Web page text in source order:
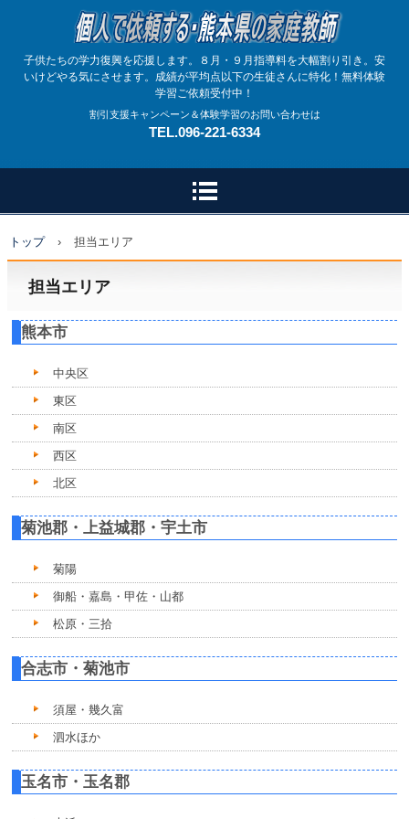
子供たちの学力復興を応援します。８月・９月指導料を大幅割り引き。安
いけどやる気にさせます。成績が平均点以下の生徒さんに特化！無料体験
学習ご依頼受付中！
割引支援キャンペーン＆体験学習のお問い合わせは
TEL.096-221-6334
トップ › 担当エリア
担当エリア
熊本市
中央区
東区
南区
西区
北区
菊池郡・上益城郡・宇土市
菊陽
御船・嘉島・甲佐・山都
松原・三拾
合志市・菊池市
須屋・幾久富
泗水ほか
玉名市・玉名郡